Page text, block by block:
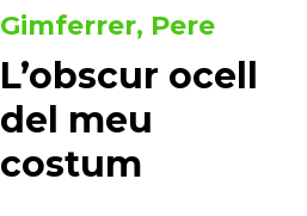
Gimferrer, Pere
L’obscur ocell
del meu
costum